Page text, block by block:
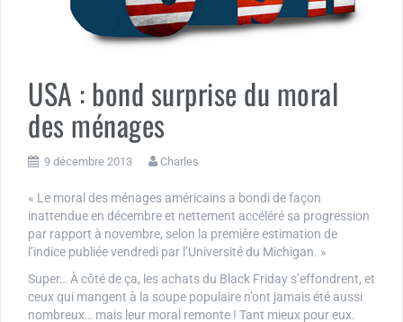
USA : bond surprise du moral
des ménages
9 décembre 2013 Charles
« Le moral des ménages américains a bondi de façon
inattendue en décembre et nettement accéléré sa progression
par rapport à novembre, selon la première estimation de
l’indice publiée vendredi par l’Université du Michigan. »
Super… À côté de ça, les achats du Black Friday s’effondrent, et
ceux qui mangent à la soupe populaire n’ont jamais été aussi
nombreux… mais leur moral remonte ! Tant mieux pour eux.